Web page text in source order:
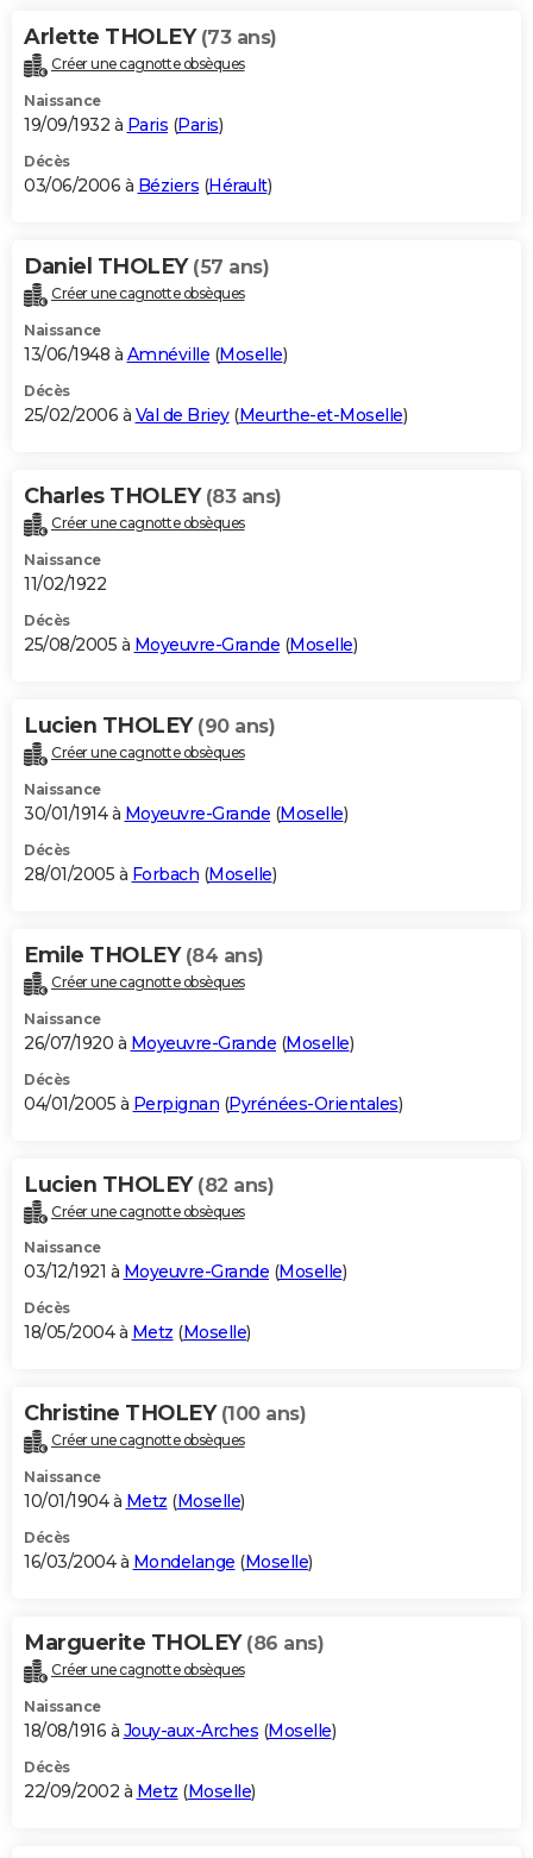
Arlette THOLEY (73 ans)
Créer une cagnotte obsèques
Naissance
19/09/1932 à Paris (Paris)
Décès
03/06/2006 à Béziers (Hérault)
Daniel THOLEY (57 ans)
Créer une cagnotte obsèques
Naissance
13/06/1948 à Amnéville (Moselle)
Décès
25/02/2006 à Val de Briey(Meurthe-et-Moselle)
Charles THOLEY (83 ans)
Créer une cagnotte obsèques
Naissance
11/02/1922
Décès
25/08/2005 à Moyeuvre-Grande (Moselle)
Lucien THOLEY (90 ans)
Créer une cagnotte obsèques
Naissance
30/01/1914 à Moyeuvre-Grande (Moselle)
Décès
28/01/2005 à Forbach (Moselle)
Emile THOLEY (84 ans)
Créer une cagnotte obsèques
Naissance
26/07/1920 à Moyeuvre-Grande (Moselle)
Décès
04/01/2005 à Perpignan (Pyrénées-Orientales)
Lucien THOLEY (82 ans)
Créer une cagnotte obsèques
Naissance
03/12/1921 à Moyeuvre-Grande (Moselle)
Décès
18/05/2004 à Metz (Moselle)
Christine THOLEY (100 ans)
Créer une cagnotte obsèques
Naissance
10/01/1904 à Metz (Moselle)
Décès
16/03/2004 à Mondelange (Moselle)
Marguerite THOLEY (86 ans)
Créer une cagnotte obsèques
Naissance
18/08/1916 à Jouy-aux-Arches (Moselle)
Décès
22/09/2002 à Metz (Moselle)